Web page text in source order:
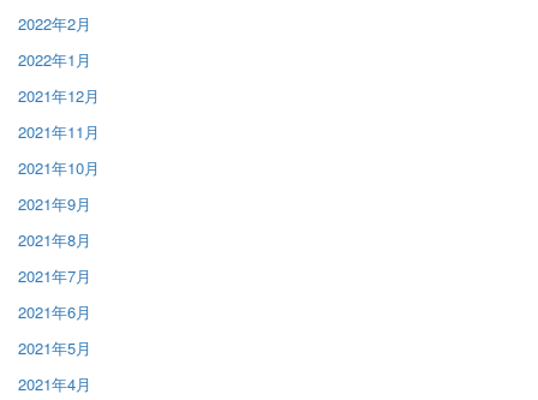
2022年2月
2022年1月
2021年12月
2021年11月
2021年10月
2021年9月
2021年8月
2021年7月
2021年6月
2021年5月
2021年4月